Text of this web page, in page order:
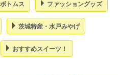
ボトムス ファッショングッズ
茨城特産・水戸みやげ
おすすめスイーツ！